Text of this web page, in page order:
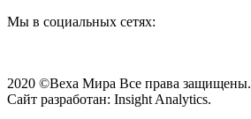
Мы в социальных сетях:
2020 ©Веха Мира Все права защищены.
Сайт разработан: Insight Analytics.